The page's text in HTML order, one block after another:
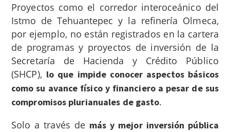
Proyectos como el corredor interoceánico del
Istmo de Tehuantepec y la refinería Olmeca,
por ejemplo, no están registrados en la cartera
de programas y proyectos de inversión de la
Secretaría de Hacienda y Crédito Público
(SHCP), lo que impide conocer aspectos básicos
como su avance físico y financiero a pesar de sus
compromisos plurianuales de gasto.
Solo a través de más y mejor inversión pública